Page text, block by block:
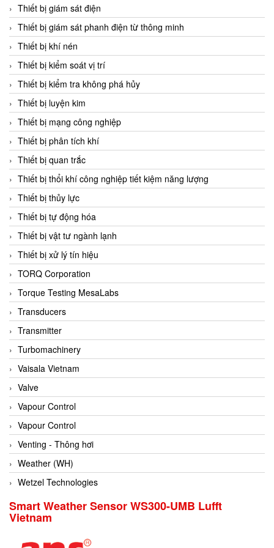
Chromalox
ChuanYi
CIC
Clage
Clake Fololo
Clark Cooper
CMC Ventilazione
Coax Valves Inc
Codel
Cofimco
Coltraco
Comat Releco
Comax
COMETECH VietNam
COMFILE Technology
Conch
Conductix/ WAMPFLER
Contrec
Contrinex
Control Solution Minesota
Copeland
Cortem
Cosa Xentaur
Cosil
Coulton
Crouzet
Crowcon
Crutec Dust Zero Vietnam
Thiết bị giám sát điện
Thiết bị giám sát phanh điện từ thông minh
Thiết bị khí nén
Thiết bị kiểm soát vị trí
Thiết bị kiểm tra không phá hủy
Thiết bị luyện kim
Thiết bị mạng công nghiệp
Thiết bị phân tích khí
Thiết bị quan trắc
Thiết bị thổi khí công nghiệp tiết kiệm năng lượng
Thiết bị thủy lực
Thiết bị tự động hóa
Thiết bị vật tư ngành lạnh
Thiết bị xử lý tín hiệu
TORQ Corporation
Torque Testing MesaLabs
Transducers
Transmitter
Turbomachinery
Vaisala Vietnam
Valve
Vapour Control
Vapour Control
Venting - Thông hơi
Weather (WH)
Wetzel Technologies
Smart Weather Sensor WS300-UMB Lufft
Vietnam